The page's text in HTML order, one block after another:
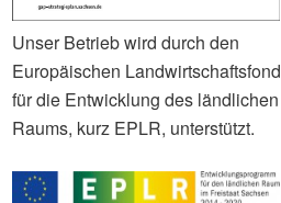
Unser Betrieb wird durch den
Europäischen Landwirtschaftsfond
für die Entwicklung des ländlichen
Raums, kurz EPLR, unterstützt.